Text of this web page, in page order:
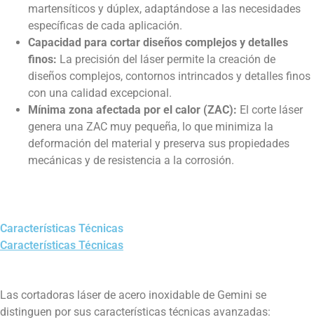
martensíticos y dúplex, adaptándose a las necesidades
específicas de cada aplicación.
Capacidad para cortar diseños complejos y detalles
finos: La precisión del láser permite la creación de
diseños complejos, contornos intrincados y detalles finos
con una calidad excepcional.
Mínima zona afectada por el calor (ZAC): El corte láser
genera una ZAC muy pequeña, lo que minimiza la
deformación del material y preserva sus propiedades
mecánicas y de resistencia a la corrosión.
Características Técnicas
Características Técnicas
Las cortadoras láser de acero inoxidable de Gemini se
distinguen por sus características técnicas avanzadas: